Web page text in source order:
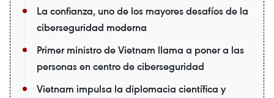
La confianza, uno de los mayores desafíos de la
ciberseguridad moderna
Primer ministro de Vietnam llama a poner a las
personas en centro de ciberseguridad
Vietnam impulsa la diplomacia científica y